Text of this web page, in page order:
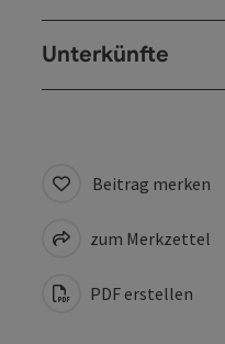
Unterkünfte
Beitrag merken
zum Merkzettel
PDF erstellen